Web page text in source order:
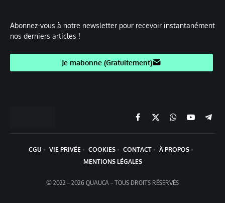
Abonnez-vous à notre newsletter pour recevoir instantanément
nos derniers articles !
Je mabonne (Gratuitement)
Facebook
X
(Twitter)
Chaine
WhatsApp
YouTube
© 2022 – 2026 QUAUCA – TOUS DROITS RÉSERVÉS
CGU VIE PRIVÉE COOKIES CONTACT
À PROPOS
MENTIONS LÉGALES